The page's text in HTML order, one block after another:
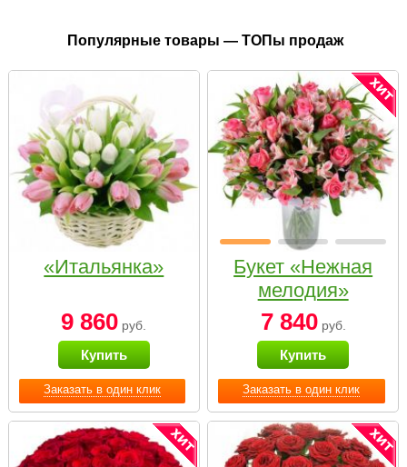
Популярные товары — ТОПы продаж
Заказать в один клик
«Итальянка»
9 860 руб.
Купить
Заказать в один клик
Букет «Нежная
мелодия»
7 840руб.
Купить